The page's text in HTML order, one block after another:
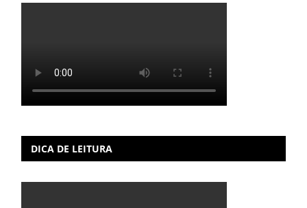
DICA DE LEITURA